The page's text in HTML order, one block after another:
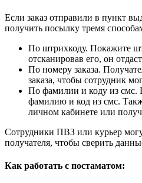
Если заказ отправили в пункт
получить посылку тремя
По штрихкоду. Покажите
отсканировав его, он
По номеру заказа.
заказа, чтобы сотрудник
По фамилии и коду из смс.
фамилию и код из смс.
личном кабинете или
Сотрудники ПВЗ или курьер
получателя, чтобы сверить
Как работать с постаматом: